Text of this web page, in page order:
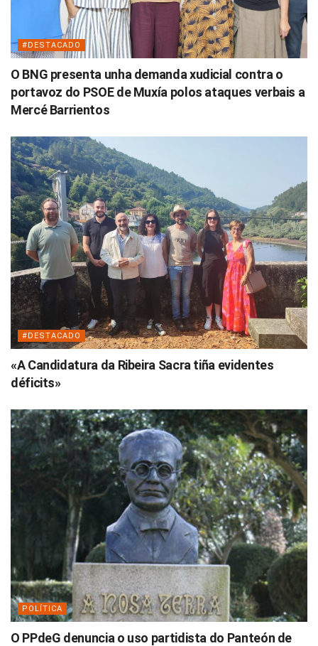
#DESTACADO
O BNG presenta unha demanda xudicial contra o
portavoz do PSOE de Muxía polos ataques verbais a
Mercé Barrientos
#DESTACADO
«A Candidatura da Ribeira Sacra tiña evidentes
déficits»
POLÍTICA
O PPdeG denuncia o uso partidista do Panteón de